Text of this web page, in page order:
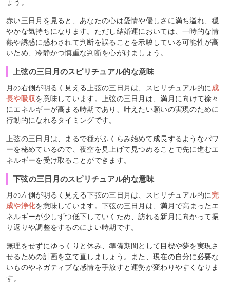
ょう。
赤い三日月を見ると、あなたの心は愛情や優しさに満ち溢れ、穏
やかな気持ちになります。ただし結婚運においては、一時的な情
熱や誘惑に惑わされて判断を誤ることを示唆している可能性が高
いため、冷静かつ慎重な判断を心がけましょう。
上弦の三日月のスピリチュアル的な意味
月の右側が明るく見える上弦の三日月は、スピリチュアル的に成
長や吸収を意味しています。上弦の三日月は、満月に向けて徐々
にエネルギーが高まる時期であり、叶えたい願いの実現のために
行動的になれるタイミングです。
上弦の三日月は、まるで種がふくらみ始めて成長するようなパワ
ーを秘めているので、夜空を見上げて見つめることで先に進むエ
ネルギーを受け取ることができます。
下弦の三日月のスピリチュアル的な意味
月の左側が明るく見える下弦の三日月は、スピリチュアル的に完
成や浄化を意味しています。下弦の三日月は、満月で高まったエ
ネルギーが少しずつ低下していくため、訪れる新月に向かって振
り返りや調整をするのによい時期です。
無理をせずにゆっくりと休み、準備期間として目標や夢を実現さ
せるための計画を立て直しましょう。また、現在の自分に必要な
いものやネガティブな感情を手放すと運勢が変わりやすくなりま
す。